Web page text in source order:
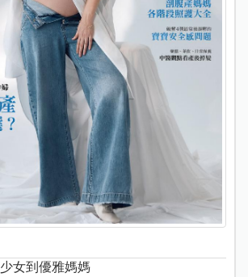
女到優雅媽媽